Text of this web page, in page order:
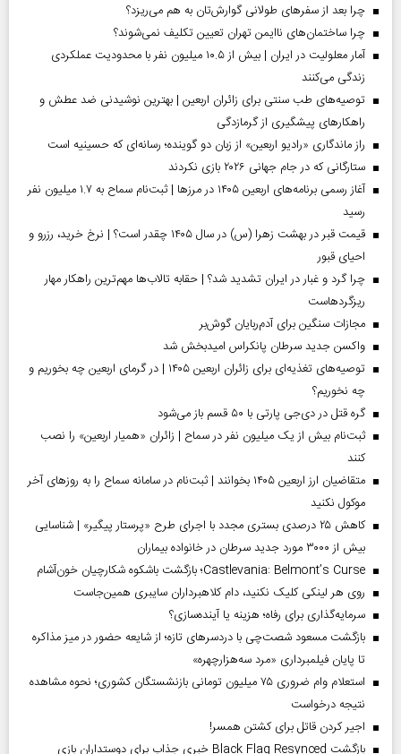
چرا بعد از سفرهای طولانی گوارش‌تان به هم می‌ریزد؟
چرا ساختمان‌های ناایمن تهران تعیین تکلیف نمی‌شوند؟
آمار معلولیت در ایران | بیش از ۱۰.۵ میلیون نفر با محدودیت عملکردی
زندگی می‌کنند
توصیه‌های طب سنتی برای زائران اربعین | بهترین نوشیدنی ضد عطش و
راهکارهای پیشگیری از گرمازدگی
راز ماندگاری «رادیو اربعین» از زبان دو گوینده؛ رسانه‌ای که حسینیه است
ستارگانی که در جام جهانی ۲۰۲۶ بازی نکردند
آغاز رسمی برنامه‌های اربعین ۱۴۰۵ در مرز‌ها | ثبت‌نام سماح به ۱.۷ میلیون نفر
رسید
قیمت قبر در بهشت زهرا (س) در سال ۱۴۰۵ چقدر است؟ | نرخ خرید، رزرو و
احیای قبور
چرا گرد و غبار در ایران تشدید شد؟ | حقابه تالاب‌ها مهم‌ترین راهکار مهار
ریزگردهاست
مجازات سنگین برای آدم‌ربایان گوش‌بر
واکسن جدید سرطان پانکراس امیدبخش شد
توصیه‌های تغذیه‌ای برای زائران اربعین ۱۴۰۵ | در گرمای اربعین چه بخوریم و
چه نخوریم؟
گره قتل در دی‌جی پارتی با ۵۰ قسم باز می‌شود
ثبت‌نام بیش از یک میلیون نفر در سماح | زائران «همیار اربعین» را نصب
کنند
متقاضیان ارز اربعین ۱۴۰۵ بخوانند | ثبت‌نام در سامانه سماح را به روز‌های آخر
موکول نکنید
کاهش ۲۵ درصدی بستری مجدد با اجرای طرح «پرستار پیگیر» | شناسایی
بیش از ۳۰۰۰ مورد جدید سرطان در خانواده بیماران
Castlevania: Belmont’s Curse؛ بازگشت باشکوه شکارچیان خون‌آشام
روی هر لینکی کلیک نکنید، دام کلاهبرداران سایبری همین‌جاست
سرمایه‌گذاری برای رفاه؛ هزینه یا آینده‌سازی؟
بازگشت مسعود شصت‌چی با دردسر‌های تازه؛ از شایعه حضور در میز مذاکره
تا پایان فیلمبرداری «مرد سه‌هزارچهره»
استعلام وام ضروری ۷۵ میلیون تومانی بازنشستگان کشوری؛ نحوه مشاهده
نتیجه درخواست
اجیر کردن قاتل برای کشتن همسر!
بازگشت Black Flag Resynced خبری جذاب برای دوستداران بازی